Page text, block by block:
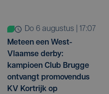
do 6 augustus | 17:07
Meteen een West-
Vlaamse derby:
kampioen Club Brugge
ontvangt promovendus
KV Kortrijk op